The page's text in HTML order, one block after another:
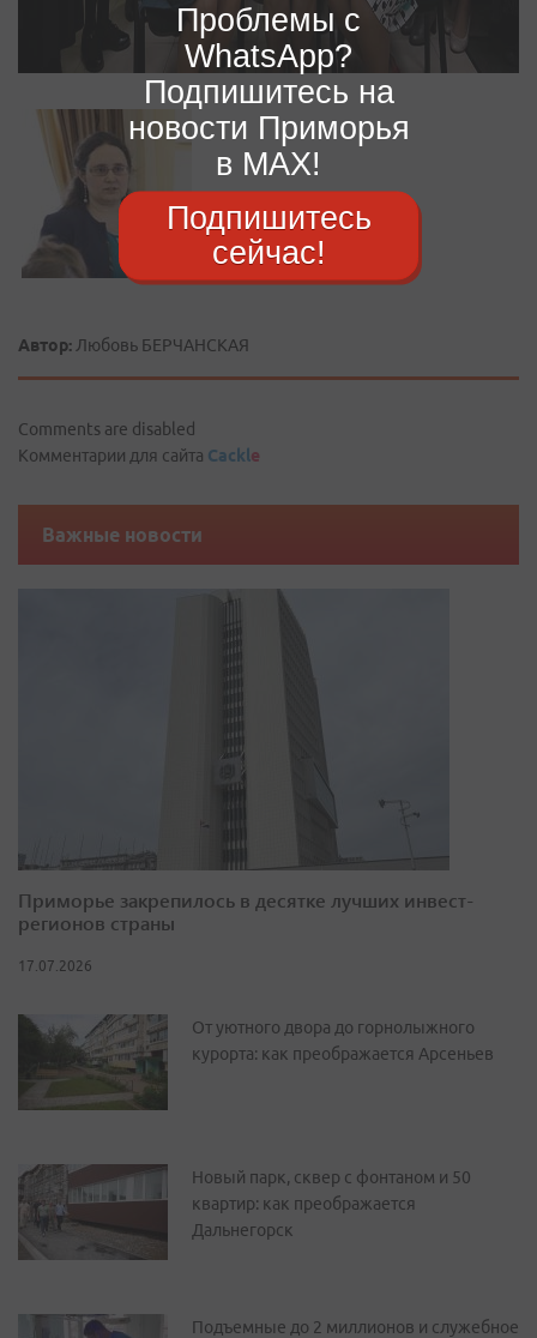
Автор: Любовь БЕРЧАНСКАЯ
Comments are disabled
Комментарии для сайта Cackle
Важные новости
Приморье закрепилось в десятке лучших инвест-
регионов страны
17.07.2026
От уютного двора до горнолыжного
курорта: как преображается Арсеньев
Новый парк, сквер с фонтаном и 50
квартир: как преображается
Дальнегорск
Подъемные до 2 миллионов и служебное
Проблемы с
WhatsApp?
Подпишитесь на
новости Приморья
в MAX!
Подпишитесь
сейчас!